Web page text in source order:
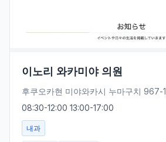
이노리 와카미야 의원
후쿠오카현 미야와카시 누마구치 967-1
08:30-12:00 13:00-17:00
내과